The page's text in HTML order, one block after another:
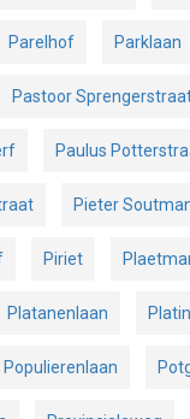
Parelhof Parklaan
Pastoor
Paulus
Pieter
Piriet
Platanenlaan
Populierenlaan